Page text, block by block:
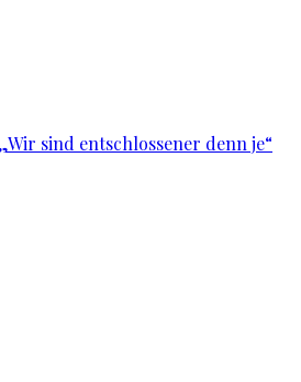
sind entschlossener denn je“